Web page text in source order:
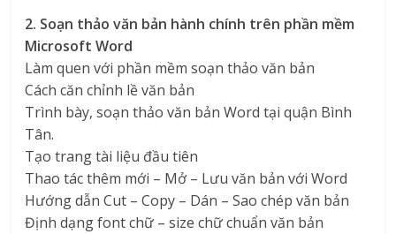
2. Soạn thảo văn bản hành chính trên phần mềm
Microsoft Word
Làm quen với phần mềm soạn thảo văn bản
Cách căn chỉnh lề văn bản
Trình bày, soạn thảo văn bản Word tại quận Bình
Tân.
Tạo trang tài liệu đầu tiên
Thao tác thêm mới – Mở – Lưu văn bản với Word
Hướng dẫn Cut – Copy – Dán – Sao chép văn bản
Định dạng font chữ – size chữ chuẩn văn bản